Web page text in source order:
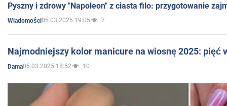
Pyszny i zdrowy "Napoleon" z ciasta filo: przygotowanie
Wiadomości05.03.2025 19:05 7
Najmodniejszy kolor manicure na wiosnę 2025: pięć
Dama05.03.2025 18:52 10